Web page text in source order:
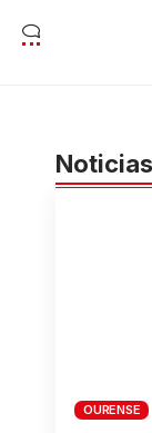
OURENSE